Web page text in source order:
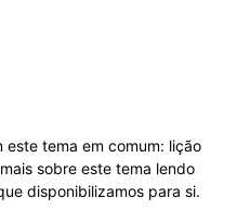
este tema em comum: lição
sobre este tema lendo
disponibilizamos para si.